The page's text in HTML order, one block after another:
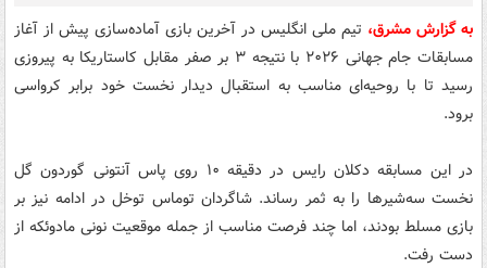
به گزارش مشرق، تیم ملی انگلیس در آخرین بازی آماده‌سازی پیش از آغاز
مسابقات جام جهانی ۲۰۲۶ با نتیجه ۳ بر صفر مقابل کاستاریکا به پیروزی
رسید تا با روحیه‌ای مناسب به استقبال دیدار نخست خود برابر کرواسی
برود.
در این مسابقه دکلان رایس در دقیقه ۱۰ روی پاس آنتونی گوردون گل
نخست سه‌شیرها را به ثمر رساند. شاگردان توماس توخل در ادامه نیز بر
بازی مسلط بودند، اما چند فرصت مناسب از جمله موقعیت نونی مادوئکه از
دست رفت.